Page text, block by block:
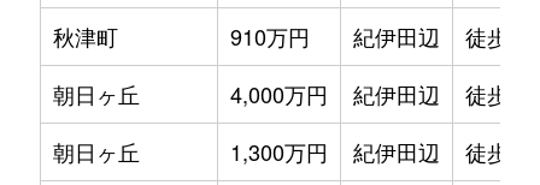
秋津町
910万円 紀伊田辺
徒歩45
朝日ヶ丘
4,000万円 紀伊田辺
徒歩13
朝日ヶ丘
1,300万円 紀伊田辺
徒歩16